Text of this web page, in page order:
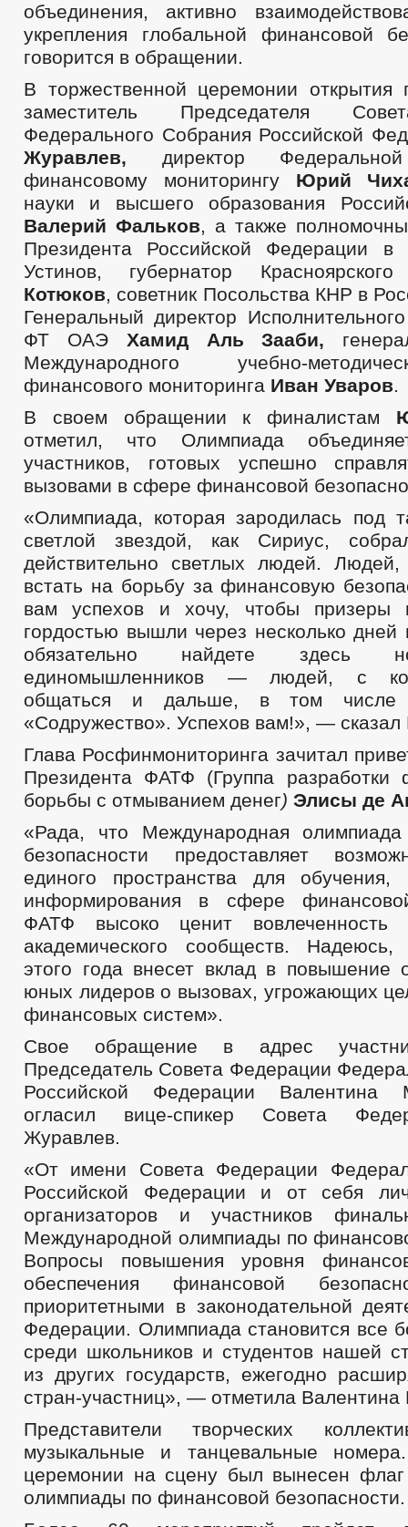
объединения, активно
укрепления глобальной финансовой
говорится в обращении.
В торжественной церемонии открытия
заместитель Председателя
Федерального Собрания Российской
Журавлев, директор
финансовому мониторингу Юрий
науки и высшего образования
Валерий Фальков, а также
Президента Российской Федерации
Устинов, губернатор
Котюков, советник Посольства КНР в
Генеральный директор
ФТ ОАЭ Хамид Аль Зааби,
Международного учебно-
финансового мониторинга Иван Уваров.
В своем обращении к финалистам
отметил, что Олимпиада
участников, готовых успешно
вызовами в сфере финансовой
«Олимпиада, которая зародилась под
светлой звездой, как Сириус,
действительно светлых людей. Людей,
встать на борьбу за финансовую
вам успехов и хочу, чтобы призеры
гордостью вышли через несколько
обязательно найдете здесь
единомышленников — людей, с
общаться и дальше, в том числе
«Содружество». Успехов вам!», —
Глава Росфинмониторинга зачитал
Президента ФАТФ (Группа разработки
борьбы с отмыванием денег) Элисы де
«Рада, что Международная
безопасности предоставляет
единого пространства для обучения,
информирования в сфере
ФАТФ высоко ценит вовлеченность
академического сообществ.
этого года внесет вклад в повышение
юных лидеров о вызовах, угрожающих
финансовых систем».
Свое обращение в адрес
Председатель Совета Федерации
Российской Федерации Валентина
огласил вице-спикер Совета
Журавлев.
«От имени Совета Федерации
Российской Федерации и от себя
организаторов и участников
Международной олимпиады по
Вопросы повышения уровня
обеспечения финансовой
приоритетными в законодательной
Федерации. Олимпиада становится все
среди школьников и студентов нашей
из других государств, ежегодно
стран-участниц», — отметила Валентина
Представители творческих
музыкальные и танцевальные
церемонии на сцену был вынесен
олимпиады по финансовой безопасности.